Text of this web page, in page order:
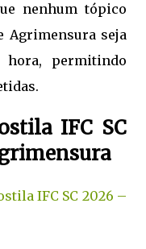
nenhum tópico
Agrimensura seja
permitindo
IFC SC
IFC SC 2026 –